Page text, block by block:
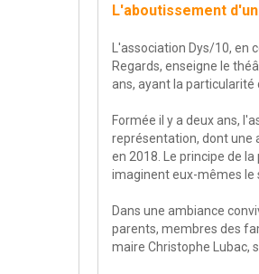
L'aboutissement
L'association Dys/10, en
Regards, enseigne le
ans, ayant la particularité
Formée il y a deux ans,
représentation, dont une
en 2018. Le principe de
imaginent eux-mêmes le
Dans une ambiance
parents, membres des
maire Christophe Lubac,